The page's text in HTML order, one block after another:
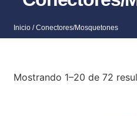
Inicio / Conectores/Mosquetones
Mostrando 1–20 de 72